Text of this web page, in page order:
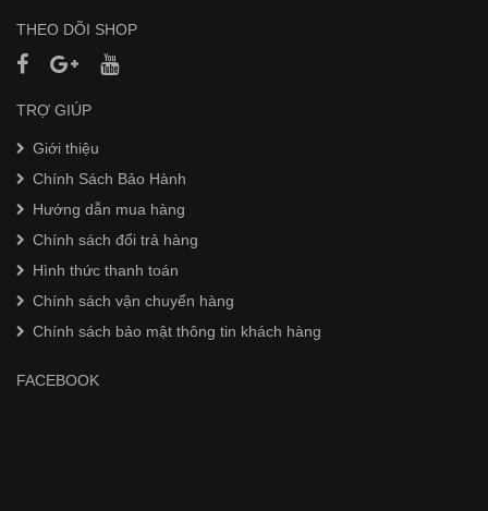
THEO DÕI SHOP
TRỢ GIÚP
Giới thiệu
Chính Sách Bảo Hành
Hướng dẫn mua hàng
Chính sách đổi trả hàng
Hình thức thanh toán
Chính sách vận chuyển hàng
Chính sách bảo mật thông tin khách hàng
FACEBOOK